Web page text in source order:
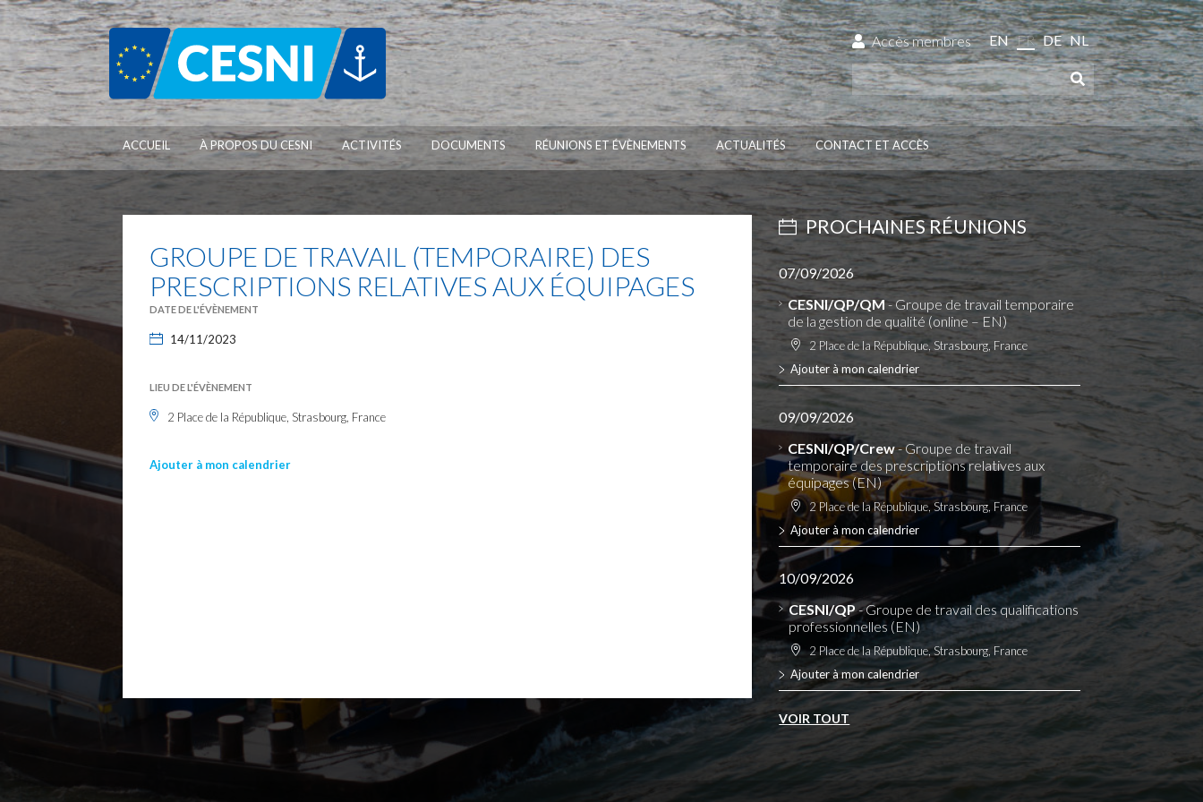
Accès membres EN FR DE NL
ACCUEIL À PROPOS DU CESNI ACTIVITÉS DOCUMENTS RÉUNIONS ET ÉVÈNEMENTS ACTUALITÉS CONTACT ET ACCÈS
GROUPE DE TRAVAIL (TEMPORAIRE) DES
PRESCRIPTIONS RELATIVES AUX ÉQUIPAGES
DATE DE L'ÉVÈNEMENT
14/11/2023
LIEU DE L'ÉVÈNEMENT
2 Place de la République, Strasbourg, France
Ajouter à mon calendrier
PROCHAINES RÉUNIONS
07/09/2026
CESNI/QP/QM- Groupe de travail temporaire
de la gestion de qualité (online – EN)
2 Place de la République, Strasbourg, France
Ajouter à mon calendrier
09/09/2026
CESNI/QP/Crew- Groupe de travail
temporaire des prescriptions relatives aux
équipages (EN)
2 Place de la République, Strasbourg, France
Ajouter à mon calendrier
10/09/2026
CESNI/QP- Groupe de travail des qualifications
professionnelles (EN)
2 Place de la République, Strasbourg, France
Ajouter à mon calendrier
VOIR TOUT
Panneau de gestion des cookies